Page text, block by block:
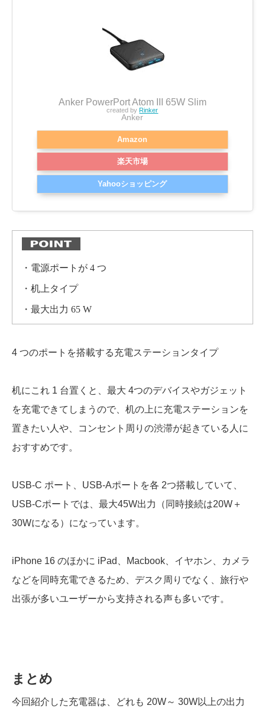
Anker PowerPort Atom III 65W Slim
created by Rinker
Anker
Amazon
楽天市場
Yahooショッピング
・電源ポートが 4 つ
・机上タイプ
・最大出力 65 W
4 つのポートを搭載する充電ステーションタイプ
机にこれ 1 台置くと、最大 4つのデバイスやガジェット
を充電できてしまうので、机の上に充電ステーションを
置きたい人や、コンセント周りの渋滞が起きている人に
おすすめです。
USB-C ポート、USB-Aポートを各 2つ搭載していて、
USB-Cポートでは、最大45W出力（同時接続は20W＋
30Wになる）になっています。
iPhone 16 のほかに iPad、Macbook、イヤホン、カメラ
などを同時充電できるため、デスク周りでなく、旅行や
出張が多いユーザーから支持される声も多いです。
まとめ
今回紹介した充電器は、どれも 20W～ 30W以上の出力